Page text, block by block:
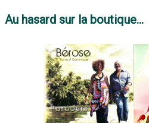
Au hasard sur la boutique...